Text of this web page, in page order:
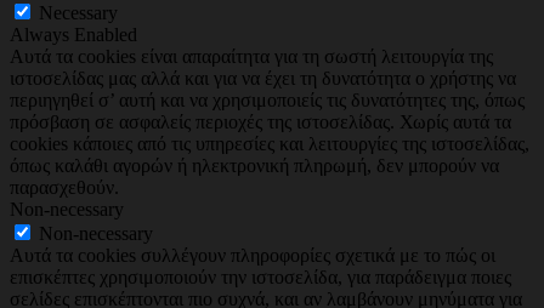
Necessary
Always Enabled
Αυτά τα cookies είναι απαραίτητα για τη σωστή λειτουργία της
ιστοσελίδας μας αλλά και για να έχει τη δυνατότητα ο χρήστης να
περιηγηθεί σ’ αυτή και να χρησιμοποιείς τις δυνατότητες της, όπως
πρόσβαση σε ασφαλείς περιοχές της ιστοσελίδας. Χωρίς αυτά τα
cookies κάποιες από τις υπηρεσίες και λειτουργίες της ιστοσελίδας,
όπως καλάθι αγορών ή ηλεκτρονική πληρωμή, δεν μπορούν να
παρασχεθούν.
Non-necessary
Non-necessary
Αυτά τα cookies συλλέγουν πληροφορίες σχετικά με το πώς οι
επισκέπτες χρησιμοποιούν την ιστοσελίδα, για παράδειγμα ποιες
σελίδες επισκέπτονται πιο συχνά, και αν λαμβάνουν μηνύματα για